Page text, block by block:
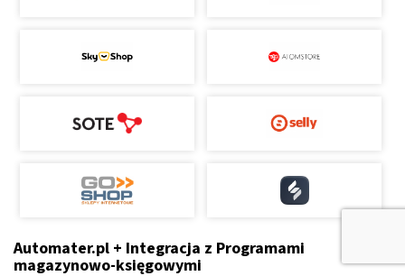
Automater.pl + Integracja z Programami
magazynowo-księgowymi